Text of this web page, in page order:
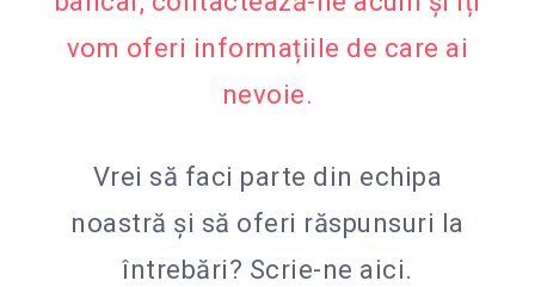
vom oferi informațiile de care ai
nevoie.
Vrei să faci parte din echipa
noastră și să oferi răspunsuri la
întrebări? Scrie-ne aici.